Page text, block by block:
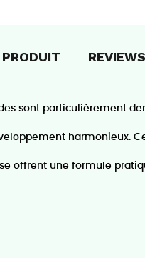
REVIEWS
sont particulièrement
offrent une formule